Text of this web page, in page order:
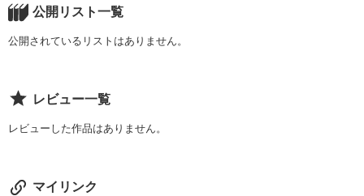
悲しい悲しい物語
公開リスト一覧
公開されているリストはありません。
レビュー一覧
レビューした作品はありません。
マイリンク